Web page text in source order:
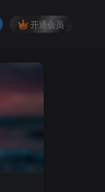
开通会员